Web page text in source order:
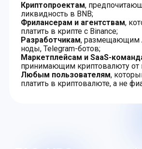
Криптопроектам,
ликвидность в BNB;
Фрилансерам и агентствам,
платить в крипте с Binance;
Разработчикам, размещающим
ноды, Telegram-ботов;
Маркетплейсам и SaaS-
принимающим криптовалюту от
Любым пользователям,
платить в криптовалюте, а не